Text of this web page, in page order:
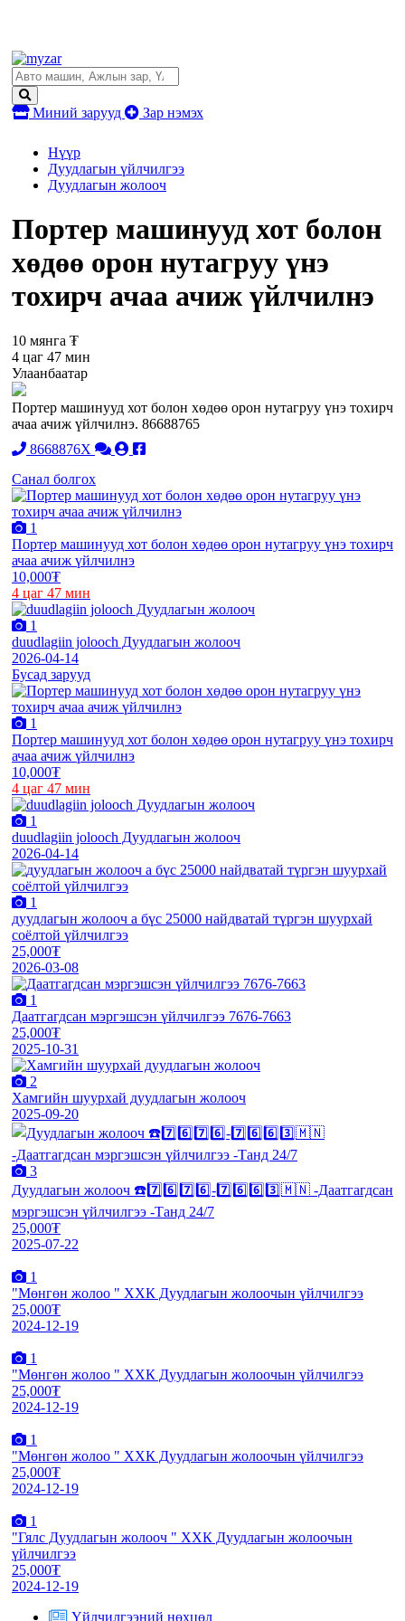
Миний зарууд Зар нэмэх
Нүүр
Дуудлагын үйлчилгээ
Дуудлагын жолооч
Портер машинууд хот болон
хөдөө орон нутагруу үнэ
тохирч ачаа ачиж үйлчилнэ
10 мянга ₮
4 цаг 47 мин
Улаанбаатар
Портер машинууд хот болон хөдөө орон нутагруу үнэ тохирч
ачаа ачиж үйлчилнэ. 86688765
8668876X
Санал болгох
1
Портер машинууд хот болон хөдөө орон нутагруу үнэ тохирч
ачаа ачиж үйлчилнэ
10,000₮
4 цаг 47 мин
1
duudlagiin jolooch Дуудлагын жолооч
2026-04-14
Бусад зарууд
1
Портер машинууд хот болон хөдөө орон нутагруу үнэ тохирч
ачаа ачиж үйлчилнэ
10,000₮
4 цаг 47 мин
1
duudlagiin jolooch Дуудлагын жолооч
2026-04-14
1
дуудлагын жолооч а бүс 25000 найдватай түргэн шуурхай
соёлтой үйлчилгээ
25,000₮
2026-03-08
1
Даатгагдсан мэргэшсэн үйлчилгээ 7676-7663
25,000₮
2025-10-31
2
Хамгийн шуурхай дуудлагын жолооч
2025-09-20
3
Дуудлагын жолооч ☎️7️⃣6️⃣7️⃣6️⃣-7️⃣6️⃣6️⃣3️⃣🇲🇳 -Даатгагдсан
мэргэшсэн үйлчилгээ -Танд 24/7
25,000₮
2025-07-22
1
"Мөнгөн жолоо " ХХК Дуудлагын жолоочын үйлчилгээ
25,000₮
2024-12-19
1
"Мөнгөн жолоо " ХХК Дуудлагын жолоочын үйлчилгээ
25,000₮
2024-12-19
1
"Мөнгөн жолоо " ХХК Дуудлагын жолоочын үйлчилгээ
25,000₮
2024-12-19
1
"Гялс Дуудлагын жолооч " ХХК Дуудлагын жолоочын
үйлчилгээ
25,000₮
2024-12-19
Үйлчилгээний нөхцөл